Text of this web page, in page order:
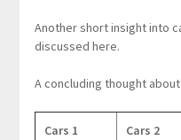
Another short insight into
discussed here.
A concluding thought
Cars 1 Cars 2